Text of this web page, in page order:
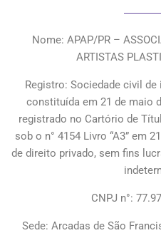
Nome: APAP/PR –
ARTISTAS
Registro: Sociedade civil
constituída em 21 de maio
registrado no Cartório de
sob o n° 4154 Livro “A3” em
de direito privado, sem fins
CNPJ n°:
Sede: Arcadas de São